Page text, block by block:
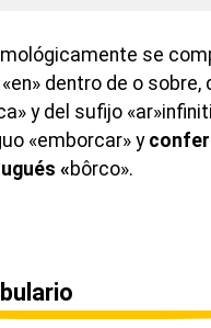
se
dentro de o sobre,
y del sufijo
«emborcar» y
«bôrco».